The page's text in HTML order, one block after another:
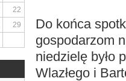
Do końca
gospodarzom
niedzielę było
Wlazłego i
22
29